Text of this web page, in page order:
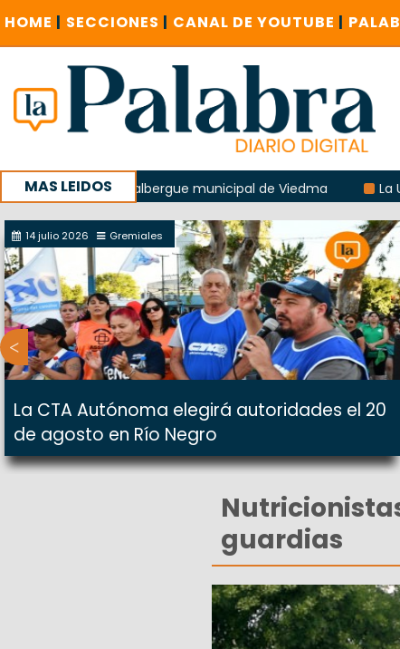
HOME | SECCIONES | CANAL DE YOUTUBE |
MAS LEIDOS
del albergue municipal de Viedma La UCR
sucursal del Correo Argentino en Sierra Grande
14 julio 2026 Gremiales
La CTA Autónoma elegirá autoridades el 20
de agosto en Río Negro
guardias